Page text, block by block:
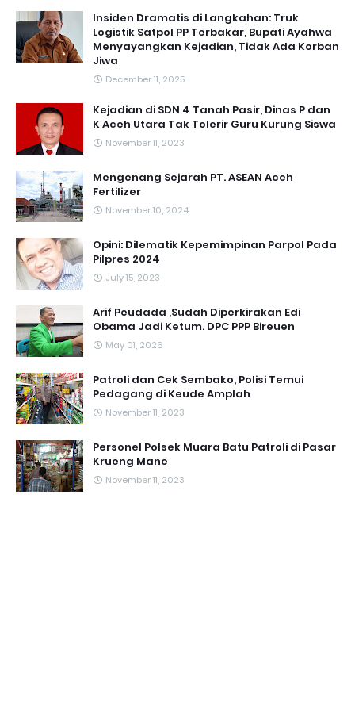
Insiden Dramatis di Langkahan: Truk
Logistik Satpol PP Terbakar, Bupati Ayahwa
Menyayangkan Kejadian, Tidak Ada Korban
Jiwa
December 11, 2025
Kejadian di SDN 4 Tanah Pasir, Dinas P dan
K Aceh Utara Tak Tolerir Guru Kurung Siswa
November 11, 2023
Mengenang Sejarah PT. ASEAN Aceh
Fertilizer
November 10, 2024
Opini: Dilematik Kepemimpinan Parpol Pada
Pilpres 2024
July 15, 2023
Arif Peudada ,Sudah Diperkirakan Edi
Obama Jadi Ketum. DPC PPP Bireuen
May 01, 2026
Patroli dan Cek Sembako, Polisi Temui
Pedagang di Keude Amplah
November 11, 2023
Personel Polsek Muara Batu Patroli di Pasar
Krueng Mane
November 11, 2023